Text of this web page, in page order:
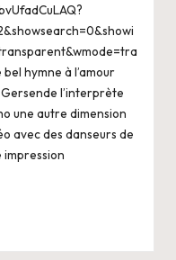
hymne à l’amour
Gersende l’interprète
une autre dimension
avec des danseurs de
impression